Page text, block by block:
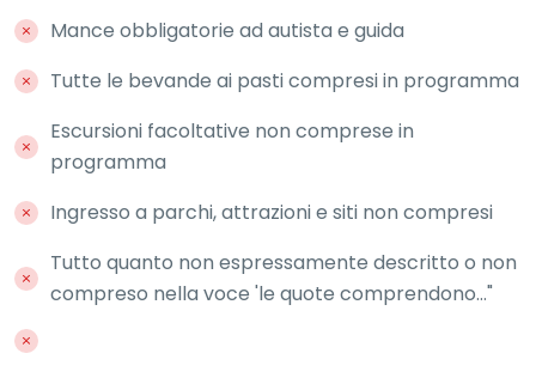
Mance obbligatorie ad autista e guida
Tutte le bevande ai pasti compresi in programma
Escursioni facoltative non comprese in
programma
Ingresso a parchi, attrazioni e siti non compresi
Tutto quanto non espressamente descritto o non
compreso nella voce 'le quote comprendono..."